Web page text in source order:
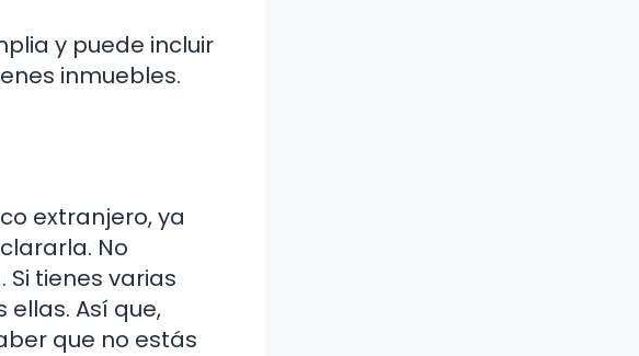
y puede incluir
inmuebles.
extranjero, ya
No
tienes varias
Así que,
que no estás